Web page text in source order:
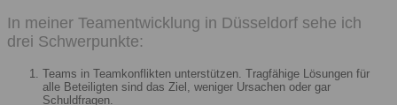
In meiner Teamentwicklung in Düsseldorf sehe ich
drei Schwerpunkte:
Teams in Teamkonflikten unterstützen. Tragfähige Lösungen für
alle Beteiligten sind das Ziel, weniger Ursachen oder gar
Schuldfragen.